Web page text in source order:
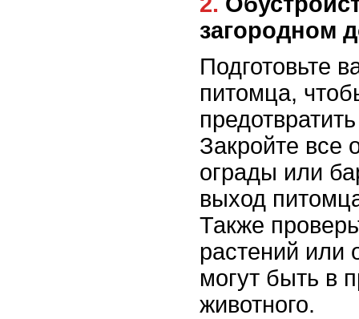
загородном
Подготовьте
питомца,
Закройте все
ограды или
выход
Также
растений или
могут быть в
животного.